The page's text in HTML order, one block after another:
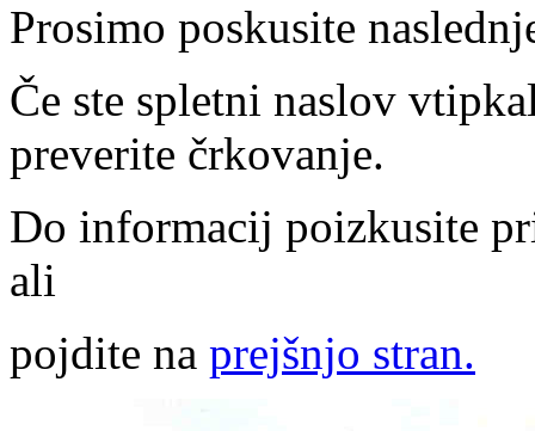
Prosimo poskusite
Če ste spletni naslov
preverite črkovanje.
Do informacij poizkusite
ali
pojdite na prejšnjo stran.